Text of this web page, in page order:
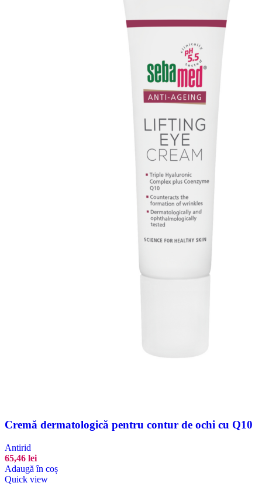
Cremă dermatologică pentru contur de ochi cu Q10
Antirid
65,46 lei
Adaugă în coș
Quick view